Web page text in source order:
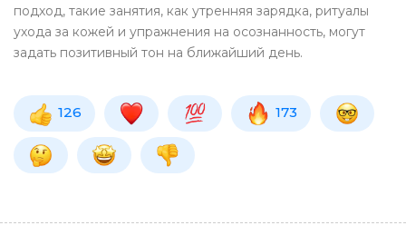
подход, такие занятия, как утренняя зарядка, ритуалы
ухода за кожей и упражнения на осознанность, могут
задать позитивный тон на ближайший день.
126 173